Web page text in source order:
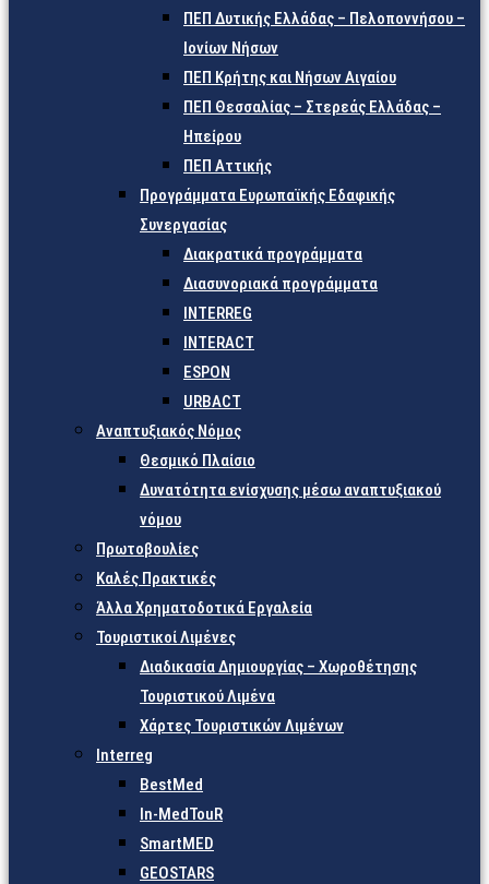
ΠΕΠ Δυτικής Ελλάδας – Πελοποννήσου –
Ιονίων Νήσων
ΠΕΠ Κρήτης και Νήσων Αιγαίου
ΠΕΠ Θεσσαλίας – Στερεάς Ελλάδας –
Ηπείρου
ΠΕΠ Αττικής
Προγράμματα Ευρωπαϊκής Εδαφικής
Συνεργασίας
Διακρατικά προγράμματα
Διασυνοριακά προγράμματα
INTERREG
INTERACT
ESPON
URBACT
Αναπτυξιακός Νόμος
Θεσμικό Πλαίσιο
Δυνατότητα ενίσχυσης μέσω αναπτυξιακού
νόμου
Πρωτοβουλίες
Καλές Πρακτικές
Άλλα Χρηματοδοτικά Εργαλεία
Τουριστικοί Λιμένες
Διαδικασία Δημιουργίας – Χωροθέτησης
Τουριστικού Λιμένα
Χάρτες Τουριστικών Λιμένων
Interreg
BestMed
In-MedTouR
SmartMED
GEOSTARS